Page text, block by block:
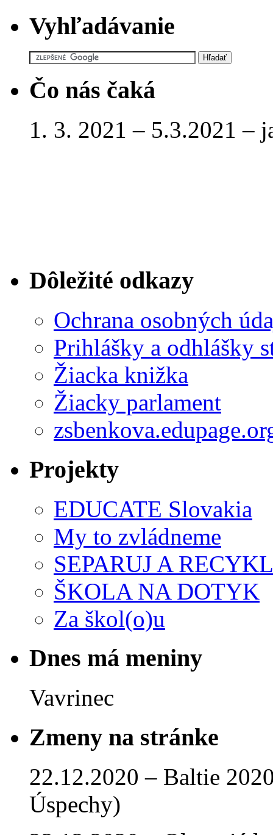
Vyhľadávanie
Čo nás čaká
1. 3. 2021 – 5.3.2021 –
Dôležité odkazy
Ochrana osobných
Prihlášky a odhlášky
Žiacka knižka
Žiacky parlament
Projekty
EDUCATE Slovakia
My to zvládneme
SEPARUJ A
ŠKOLA NA DOTYK
Za škol(o)u
Dnes má meniny
Vavrinec
Zmeny na stránke
22.12.2020 – Baltie
Úspechy)